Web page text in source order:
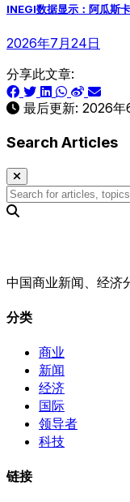
INEGI数据显示：阿瓜斯
2026年7月24日
分享此文章:
最后更新: 2026年
Search Articles
中国商业新闻、经济
分类
商业
新闻
经济
国际
领导者
科技
链接